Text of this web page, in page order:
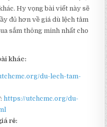
Hy vọng bài viết này sẽ
đủ hơn về giá dù lệch tâm
sắm thông minh nhất cho
khác:
du-lech-tam-
:https://utchcmc.org/du-
rẻ: